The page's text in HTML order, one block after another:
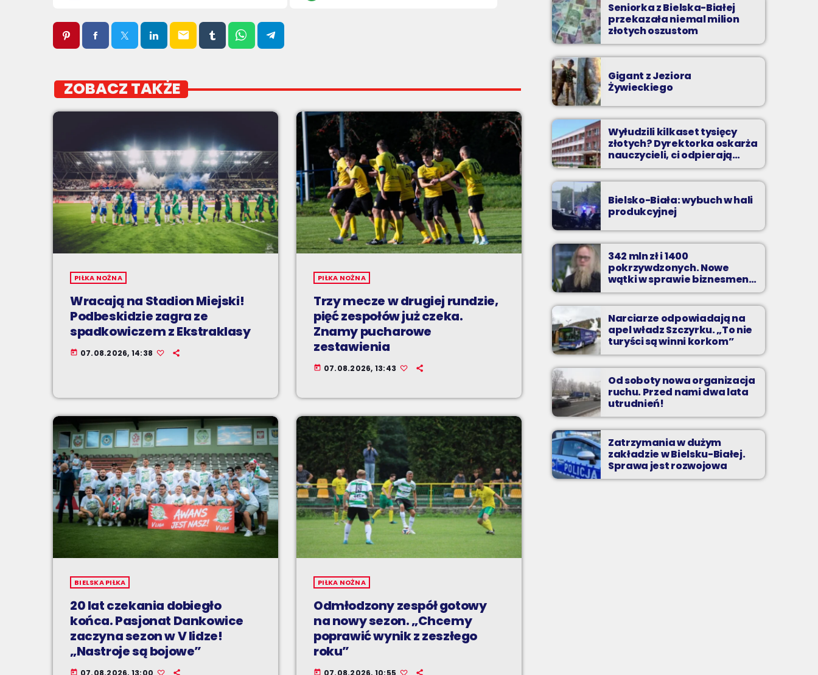
email
ZOBACZ TAKŻE
PIŁKA NOŻNA
Wracają na Stadion Miejski!
Podbeskidzie zagra ze
spadkowiczem z Ekstraklasy
today 07.08.2026, 14:38
PIŁKA NOŻNA
Trzy mecze w drugiej rundzie,
pięć zespołów już czeka.
Znamy pucharowe
zestawienia
today 07.08.2026, 13:43
BIELSKA PIŁKA
20 lat czekania dobiegło
końca. Pasjonat Dankowice
zaczyna sezon w V lidze!
„Nastroje są bojowe”
today 07.08.2026, 13:00
PIŁKA NOŻNA
Odmłodzony zespół gotowy
na nowy sezon. „Chcemy
poprawić wynik z zeszłego
roku”
today 07.08.2026, 10:55
Seniorka z Bielska-Białej
przekazała niemal milion
złotych oszustom
Gigant z Jeziora
Żywieckiego
Wyłudzili kilkaset tysięcy
złotych? Dyrektorka oskarża
nauczycieli, ci odpierają
zarzuty
Bielsko-Biała: wybuch w hali
produkcyjnej
342 mln zł i 1400
pokrzywdzonych. Nowe
wątki w sprawie biznesmena
z Bielska-Białej
Narciarze odpowiadają na
apel władz Szczyrku. „To nie
turyści są winni korkom”
Od soboty nowa organizacja
ruchu. Przed nami dwa lata
utrudnień!
Zatrzymania w dużym
zakładzie w Bielsku-Białej.
Sprawa jest rozwojowa